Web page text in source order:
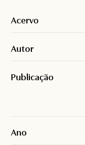
Acervo
Autor
Publicação
Ano